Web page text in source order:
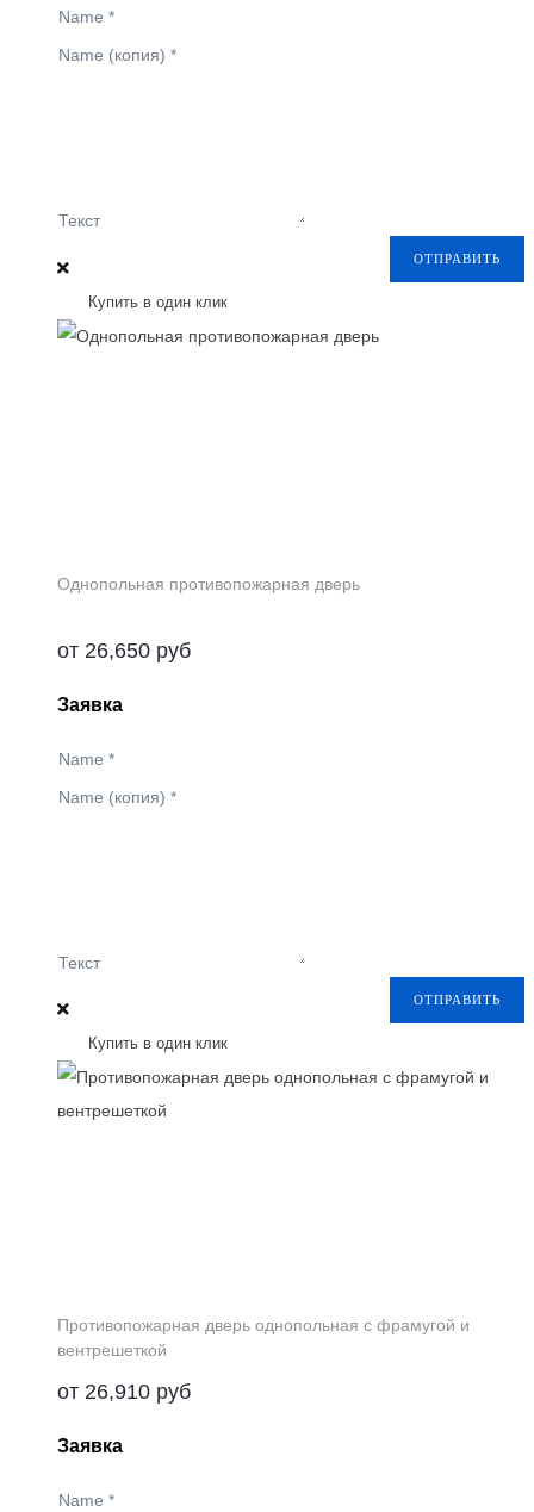
Name *
Name (копия) *
Текст
ОТПРАВИТЬ
Купить в один клик
Однопольная противопожарная дверь
от 26,650 руб
Заявка
Name *
Name (копия) *
Текст
ОТПРАВИТЬ
Купить в один клик
Противопожарная дверь однопольная с фрамугой и
вентрешеткой
от 26,910 руб
Заявка
Name *